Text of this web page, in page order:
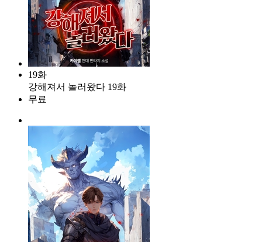
19화
강해져서 놀러왔다 19화
무료